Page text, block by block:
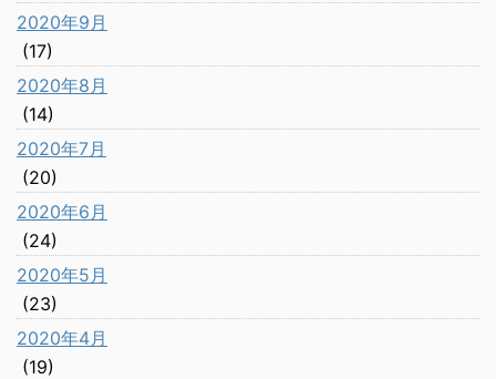
2020年9月
(17)
2020年8月
(14)
2020年7月
(20)
2020年6月
(24)
2020年5月
(23)
2020年4月
(19)